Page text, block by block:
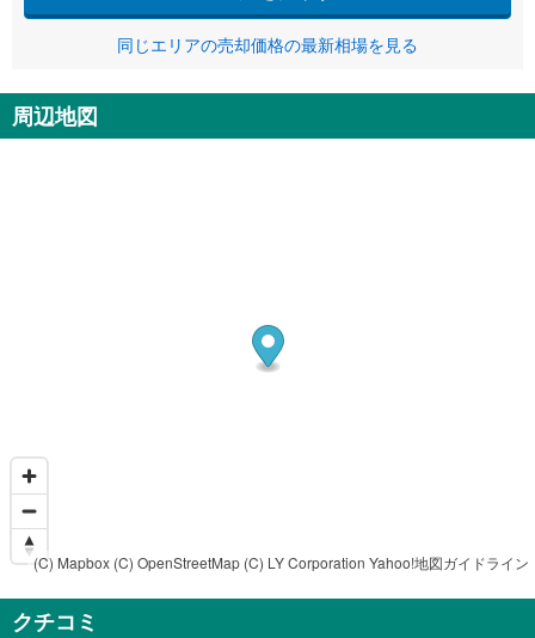
同じエリアの売却価格の最新相場を見る
周辺地図
(C) Mapbox (C) OpenStreetMap (C) LY Corporation Yahoo!地図ガイドライン
クチコミ